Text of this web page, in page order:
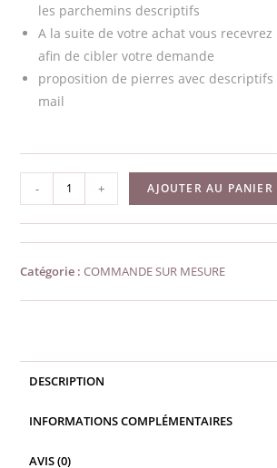
les parchemins descriptifs
A la suite de votre achat vous
afin de cibler votre demande
proposition de pierres avec
mail
-
quantité
de
Formulaire
demande
+ AJOUTER AU PANIER
Catégorie :COMMANDE SUR MESURE
DESCRIPTION
INFORMATIONS COMPLÉMENTAIRES
AVIS (0)